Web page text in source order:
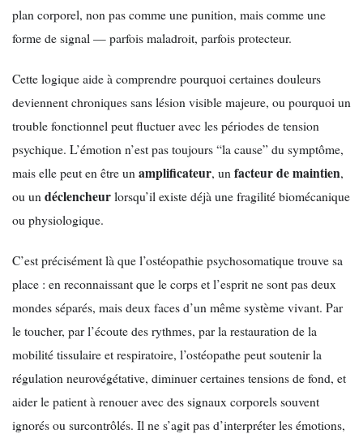
plan corporel, non pas comme une punition, mais comme une
forme de signal — parfois maladroit, parfois protecteur.
Cette logique aide à comprendre pourquoi certaines douleurs
deviennent chroniques sans lésion visible majeure, ou pourquoi un
trouble fonctionnel peut fluctuer avec les périodes de tension
psychique. L’émotion n’est pas toujours “la cause” du symptôme,
mais elle peut en être un amplificateur, un facteur de maintien,
ou un déclencheurlorsqu’il existe déjà une fragilité biomécanique
ou physiologique.
C’est précisément là que l’ostéopathie psychosomatique trouve sa
place : en reconnaissant que le corps et l’esprit ne sont pas deux
mondes séparés, mais deux faces d’un même système vivant. Par
le toucher, par l’écoute des rythmes, par la restauration de la
mobilité tissulaire et respiratoire, l’ostéopathe peut soutenir la
régulation neurovégétative, diminuer certaines tensions de fond, et
aider le patient à renouer avec des signaux corporels souvent
ignorés ou surcontrôlés. Il ne s’agit pas d’interpréter les émotions,